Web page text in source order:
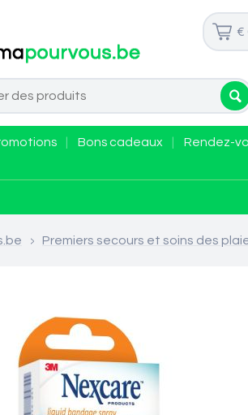
€
Bons cadeaux
Rendez-
> Premiers secours et soins des